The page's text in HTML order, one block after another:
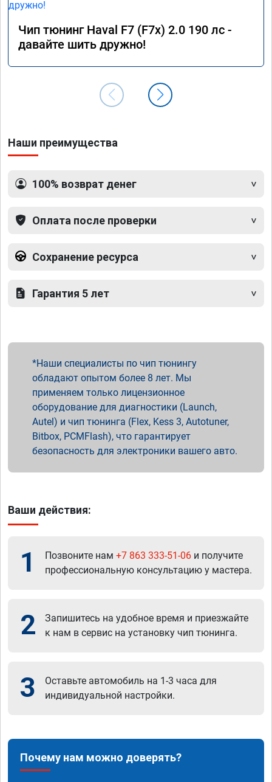
Чип тюнинг Haval F7 (F7x) 2.0 190 лс -
давайте шить дружно!
Наши преимущества
100% возврат денег
Оплата после проверки
Сохранение ресурса
Гарантия 5 лет
Наши специалисты по чип тюнингу
обладают опытом более 8 лет. Мы
применяем только лицензионное
оборудование для диагностики (Launch,
Autel) и чип тюнинга (Flex, Kess 3, Autotuner,
Bitbox, PCMFlash), что гарантирует
безопасность для электроники вашего авто.
Ваши действия:
1 Позвоните нам +7 863 333-51-06 и получите
профессиональную консультацию у мастера.
2
Запишитесь на удобное время и приезжайте
к нам в сервис на установку чип тюнинга.
3
Оставьте автомобиль на 1-3 часа для
индивидуальной настройки.
Почему нам можно доверять?